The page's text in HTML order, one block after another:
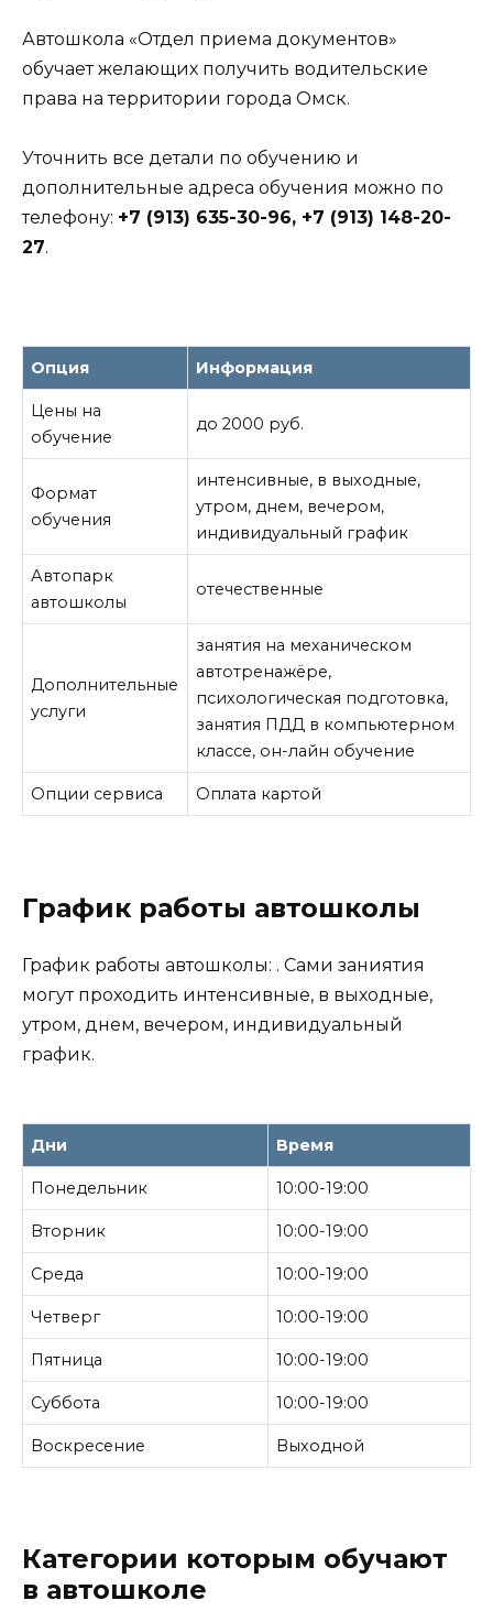
Автошкола «Отдел приема документов»
обучает желающих получить водительские
права на территории города Омск.
Уточнить все детали по обучению и
дополнительные адреса обучения можно по
телефону: +7 (913) 635-30-96, +7 (913) 148-20-
27.
Опция Информация
Цены на
обучение
до 2000 руб.
Формат
обучения
интенсивные, в выходные,
утром, днем, вечером,
индивидуальный график
Автопарк
автошколы
отечественные
Дополнительные
услуги
занятия на механическом
автотренажёре,
психологическая подготовка,
занятия ПДД в компьютерном
классе, он-лайн обучение
Опции сервиса Оплата картой
График работы автошколы
График работы автошколы: . Сами заниятия
могут проходить интенсивные, в выходные,
утром, днем, вечером, индивидуальный
график.
Дни Время
Понедельник 10:00-19:00
Вторник 10:00-19:00
Среда 10:00-19:00
Четверг 10:00-19:00
Пятница 10:00-19:00
Суббота 10:00-19:00
Воскресение Выходной
Категории которым обучают
в автошколе